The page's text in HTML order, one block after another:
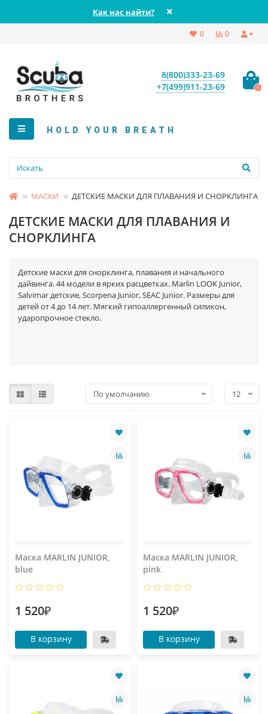
Как нас найти?
0
0
8(800)333-23-69
+7(499)911-23-69
0
HOLD YOUR BREATH
МАСКИ ДЕТСКИЕ МАСКИ ДЛЯ ПЛАВАНИЯ И СНОРКЛИНГА
ДЕТСКИЕ МАСКИ ДЛЯ ПЛАВАНИЯ И
СНОРКЛИНГА
Детские маски для снорклинга, плавания и начального
дайвинга. 44 модели в ярких расцветках. Marlin LOOK Junior,
Salvimar детские, Scorpena Junior, SEAC Junior. Размеры для
детей от 4 до 14 лет. Мягкий гипоаллергенный силикон,
ударопрочное стекло.
Маска MARLIN JUNIOR,
blue
1 520₽
В корзину
Маска MARLIN JUNIOR,
pink
1 520₽
В корзину